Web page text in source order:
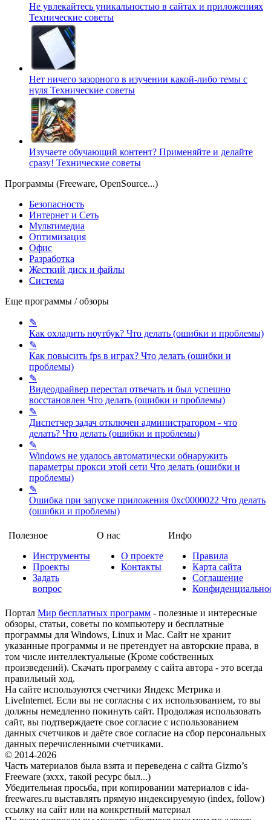
Не увлекайтесь уникальностью в сайтах и приложениях
Технические советы
Нет ничего зазорного в изучении какой-либо темы с
нуля Технические советы
Изучаете обучающий контент? Применяйте и делайте
сразу! Технические советы
Программы (Freeware, OpenSource...)
Безопасность
Интернет и Сеть
Мультимедиа
Оптимизация
Офис
Разработка
Жесткий диск и файлы
Система
Еще программы / обзоры
✎
Как охладить ноутбук? Что делать (ошибки и проблемы)
✎
Как повысить fps в играх? Что делать (ошибки и
проблемы)
✎
Видеодрайвер перестал отвечать и был успешно
восстановлен Что делать (ошибки и проблемы)
✎
Диспетчер задач отключен администратором - что
делать? Что делать (ошибки и проблемы)
✎
Windows не удалось автоматически обнаружить
параметры прокси этой сети Что делать (ошибки и
проблемы)
✎
Ошибка при запуске приложения 0xc0000022 Что делать
(ошибки и проблемы)
Полезное
Инструменты
Проекты
Задать
вопрос
О нас
О проекте
Контакты
Инфо
Правила
Карта сайта
Соглашение
Портал Мир бесплатных программ - полезные и интересные
обзоры, статьи, советы по компьютеру и бесплатные
программы для Windows, Linux и Mac. Сайт не хранит
указанные программы и не претендует на авторские права, в
том числе интеллектуальные (Кроме собственных
произведений). Скачать программу с сайта автора - это всегда
правильный ход.
На сайте используются счетчики Яндекс Метрика и
LiveInternet. Если вы не согласны с их использованием, то вы
должны немедленно покинуть сайт. Продолжая использовать
сайт, вы подтверждаете свое согласие с использованием
данных счетчиков и даёте свое согласие на сбор персональных
данных перечисленными счетчиками.
© 2014-2026
Часть материалов была взята и переведена с сайта Gizmo’s
Freeware (эххх, такой ресурс был...)
Убедительная просьба, при копировании материалов с ida-
freewares.ru выставлять прямую индексируемую (index, follow)
ссылку на сайт или на конкретный материал